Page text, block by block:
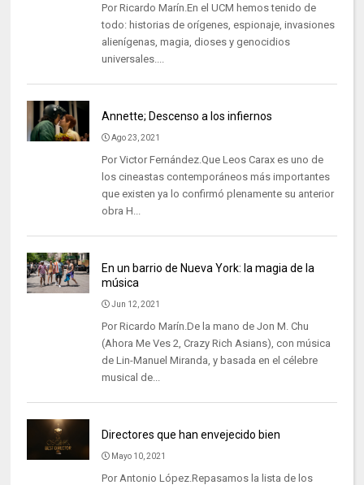
Por Ricardo Marín.En el UCM hemos tenido de
todo: historias de orígenes, espionaje, invasiones
alienígenas, magia, dioses y genocidios
universales....
Annette; Descenso a los infiernos
Ago 23, 2021
Por Victor Fernández.Que Leos Carax es uno de
los cineastas contemporáneos más importantes
que existen ya lo confirmó plenamente su anterior
obra H...
En un barrio de Nueva York: la magia de la
música
Jun 12, 2021
Por Ricardo Marín.De la mano de Jon M. Chu
(Ahora Me Ves 2, Crazy Rich Asians), con música
de Lin-Manuel Miranda, y basada en el célebre
musical de...
Directores que han envejecido bien
Mayo 10, 2021
Por Antonio López.Repasamos la lista de los